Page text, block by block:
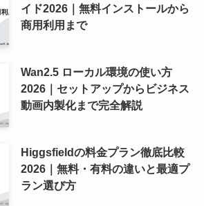
イド2026｜無料インストールから
商用利用まで
Wan2.5 ローカル環境の使い方
2026｜セットアップからビジネス
動画内製化まで完全解説
Higgsfieldの料金プラン徹底比較
2026｜無料・有料の違いと最適プ
ラン選び方